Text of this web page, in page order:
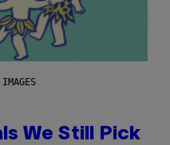
We Still Pick